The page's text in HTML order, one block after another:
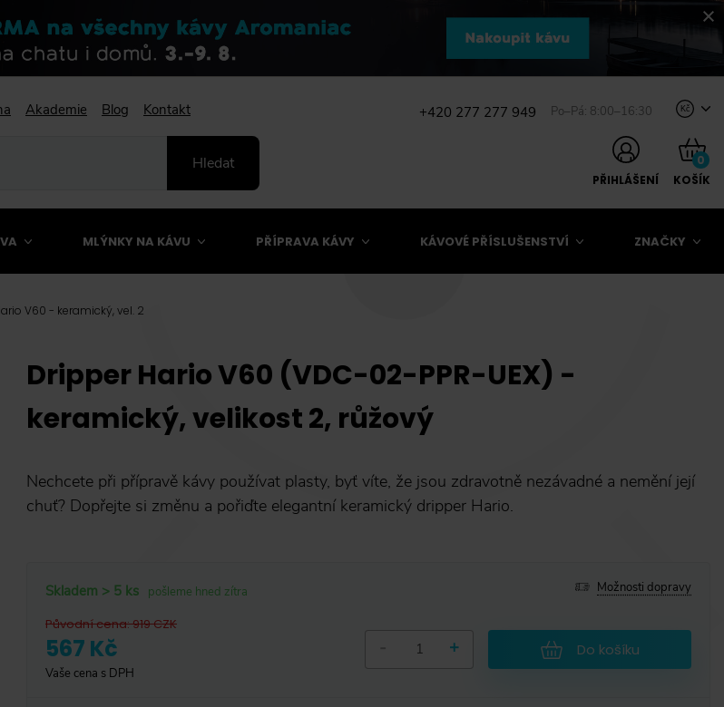
Akademie Blog Kontakt
Hledat
+420 277 277 949 Po–Pá: 8:00–16:30 Kč
PŘIHLÁŠENÍ
0
KOŠÍK
MLÝNKY NA KÁVU PŘÍPRAVA KÁVY KÁVOVÉ PŘÍSLUŠENSTVÍ ZNAČKY
V60 - keramický, vel. 2
Dripper Hario V60 (VDC-02-PPR-UEX) -
keramický, velikost 2, růžový
Nechcete při přípravě kávy používat plasty, byť víte, že jsou zdravotně nezávadné a nemění její
chuť? Dopřejte si změnu a pořiďte elegantní keramický dripper Hario.
Skladem > 5 ks pošleme hned zítra Možnosti dopravy
Původní cena:919CZK
567 Kč
Vaše cena s DPH
+ Do košíku